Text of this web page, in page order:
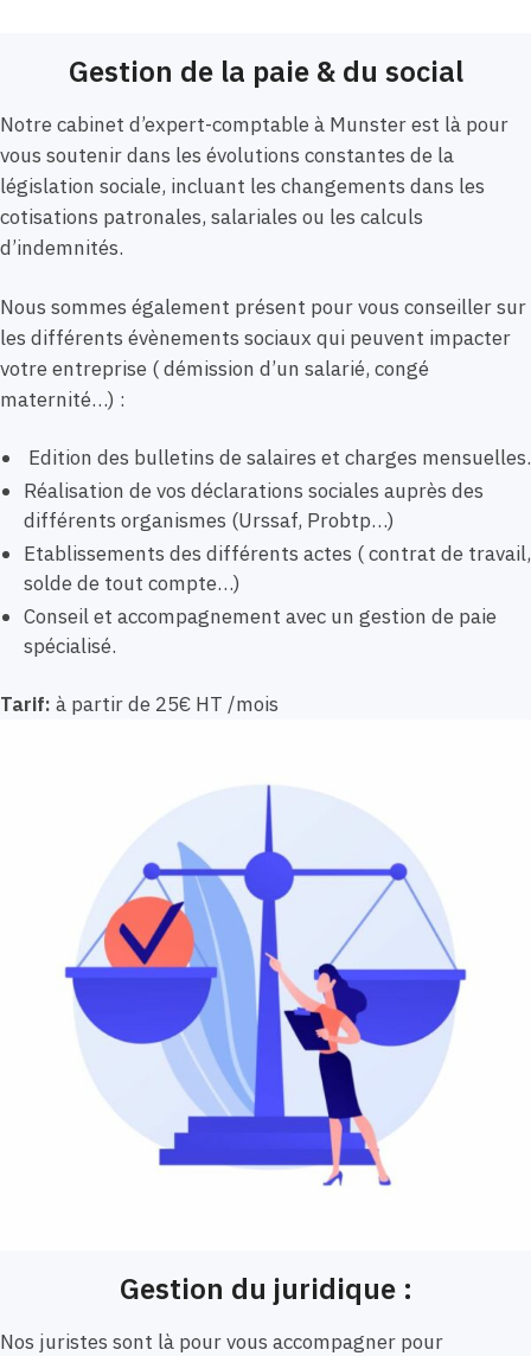
Gestion de la paie & du social
Notre cabinet d’expert-comptable à Munster est là pour
vous soutenir dans les évolutions constantes de la
législation sociale, incluant les changements dans les
cotisations patronales, salariales ou les calculs
d’indemnités.
Nous sommes également présent pour vous conseiller sur
les différents évènements sociaux qui peuvent impacter
votre entreprise ( démission d’un salarié, congé
maternité…) :
Edition des bulletins de salaires et charges mensuelles.
Réalisation de vos déclarations sociales auprès des
différents organismes (Urssaf, Probtp…)
Etablissements des différents actes ( contrat de travail,
solde de tout compte…)
Conseil et accompagnement avec un gestion de paie
spécialisé.
Tarif: à partir de 25€ HT /mois
Gestion du juridique :
Nos juristes sont là pour vous accompagner pour